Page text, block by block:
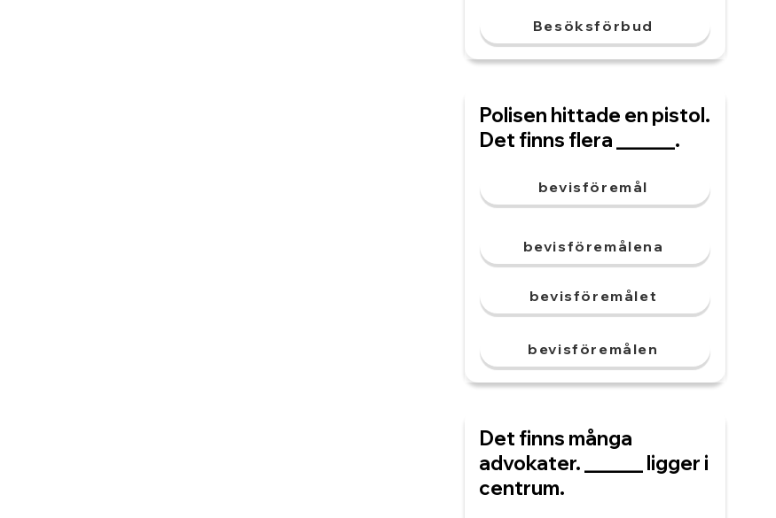
Besöksförbud
Polisen hittade en pistol.
Det finns flera ______.
bevisföremål
bevisföremålena
bevisföremålet
bevisföremålen
Det finns många
advokater. ______ ligger i
centrum.